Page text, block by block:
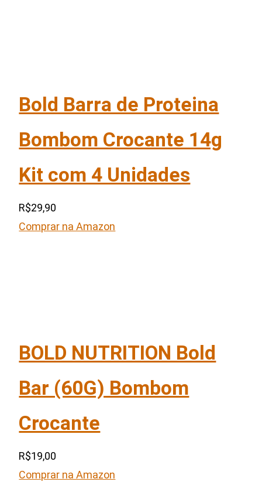
Bold Barra de Proteina
Bombom Crocante 14g
Kit com 4 Unidades
R$29,90
Comprar na Amazon
BOLD NUTRITION Bold
Bar (60G) Bombom
Crocante
R$19,00
Comprar na Amazon